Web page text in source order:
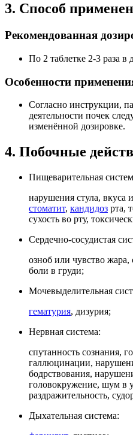
3. Способ
Рекомендованная
По 2 таблетке 2-3 раза
Особенности
Согласно инструкции,
деятельности почек
изменённой дозировке.
4. Побочные
Пищеварительная
нарушения стула, вкуса
стоматит, кандидоз рта,
сухость во рту,
Сердечно-сосудистая
озноб или чувство жара,
боли в груди;
Мочевыделительная
гематурия, дизурия;
Нервная система:
спутанность сознания,
галлюцинации,
бодрствования,
головокружение, шум в
раздражительность,
Дыхательная система: